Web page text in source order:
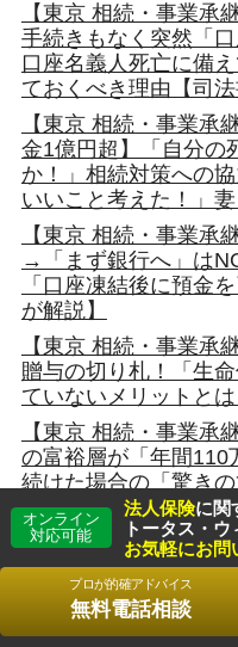
【東京 相続・事業承
手続きもなく突然「
口座名義人死亡に備
ておくべき理由【司法
【東京 相続・事業承
金1億円超】「自分の
か！」相続対策への
いいこと考えた！」
【東京 相続・事業承
→「まず銀行へ」は
「口座凍結後に預金
が解説】
【東京 相続・事業承
贈与の切り札！「生
ていないメリットとは
【東京 相続・事業承
の富裕層が「年間
続けた場合の「驚き
【東京 相続・事業承
だろう」→善意で支払
が「負の相続」をす
財産相続の“思わぬ落
【東京 相続・事業承
オンライン
対応可能
法人保険に関
トータス・ウ
お気軽にお問
プロが的確アドバイス
無料電話相談